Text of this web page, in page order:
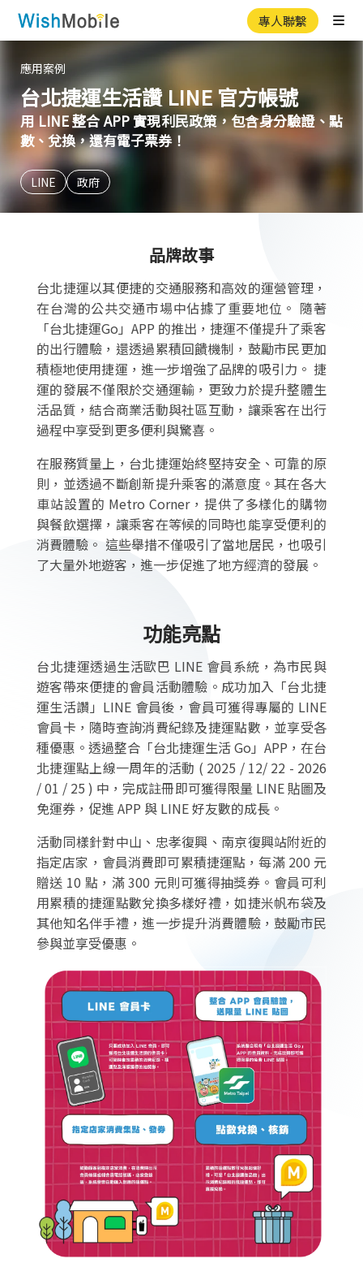
專人聯繫
應用案例
台北捷運生活讚 LINE 官方帳號
用 LINE 整合 APP 實現利民政策，包含身分驗證、點
數、兌換，還有電子票券！
LINE 政府
品牌故事
台北捷運以其便捷的交通服務和高效的運營管理，
在台灣的公共交通市場中佔據了重要地位。 隨著
「台北捷運Go」APP 的推出，捷運不僅提升了乘客
的出行體驗，還透過累積回饋機制，鼓勵市民更加
積極地使用捷運，進一步增強了品牌的吸引力。 捷
運的發展不僅限於交通運輸，更致力於提升整體生
活品質，結合商業活動與社區互動，讓乘客在出行
過程中享受到更多便利與驚喜。
在服務質量上，台北捷運始終堅持安全、可靠的原
則，並透過不斷創新提升乘客的滿意度。其在各大
車站設置的 Metro Corner，提供了多樣化的購物
與餐飲選擇，讓乘客在等候的同時也能享受便利的
消費體驗。 這些舉措不僅吸引了當地居民，也吸引
了大量外地遊客，進一步促進了地方經濟的發展。
功能亮點
台北捷運透過生活歐巴 LINE 會員系統，為市民與
遊客帶來便捷的會員活動體驗。成功加入「台北捷
運生活讚」LINE 會員後，會員可獲得專屬的 LINE
會員卡，隨時查詢消費紀錄及捷運點數，並享受各
種優惠。透過整合「台北捷運生活 Go」APP，在台
北捷運點上線一周年的活動 ( 2025 / 12/ 22 - 2026
/ 01 / 25 ) 中，完成註冊即可獲得限量 LINE 貼圖及
免運券，促進 APP 與 LINE 好友數的成長。
活動同樣針對中山、忠孝復興、南京復興站附近的
指定店家，會員消費即可累積捷運點，每滿 200 元
贈送 10 點，滿 300 元則可獲得抽獎券。會員可利
用累積的捷運點數兌換多樣好禮，如捷米帆布袋及
其他知名伴手禮，進一步提升消費體驗，鼓勵市民
參與並享受優惠。